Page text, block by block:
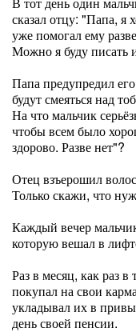
сказал отцу: "Папа, я
уже помогал ему
Можно я буду писать
Папа предупредил
будут смеяться над
На что мальчик
чтобы всем было
здорово. Разве нет"?
Отец взъерошил
Только скажи, что
Каждый вечер
которую вешал в
Раз в месяц, как раз
покупал на свои
укладывал их в
день своей пенсии.